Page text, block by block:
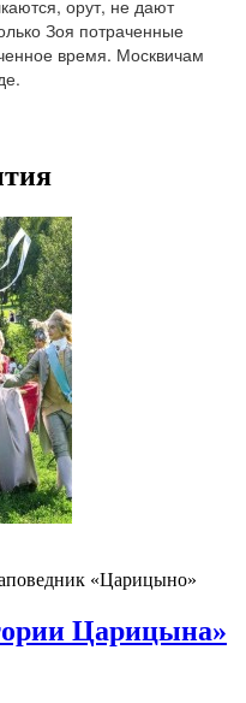
орут, не дают
Зоя потраченные
время. Москвичам
«Царицыно»
Царицына»